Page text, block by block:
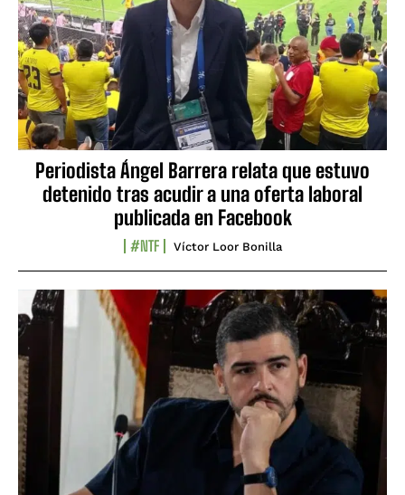
Periodista Ángel Barrera relata que estuvo
detenido tras acudir a una oferta laboral
publicada en Facebook
#NTF Víctor Loor Bonilla